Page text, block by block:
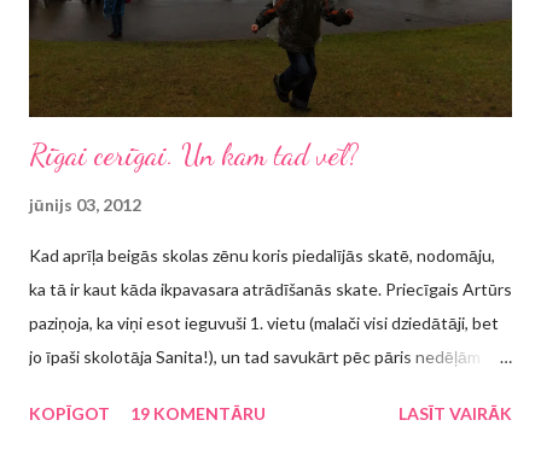
Rīgai cerīgai. Un kam tad vēl?
jūnijs 03, 2012
Kad aprīļa beigās skolas zēnu koris piedalījās skatē, nodomāju,
ka tā ir kaut kāda ikpavasara atrādīšanās skate. Priecīgais Artūrs
paziņoja, ka viņi esot ieguvuši 1. vietu (malači visi dziedātāji, bet
jo īpaši skolotāja Sanita!), un tad savukārt pēc pāris nedēļām
klases skolēnam ir "pa vienu ausi iekšā - pa otru ausi ārā", kas tas
KOPĪGOT 19 KOMENTĀRU LASĪT VAIRĀK